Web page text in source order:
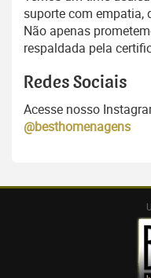
suporte com empatia,
Não apenas
respaldada pela
Redes Sociais
Acesse nosso
@besthomenagens